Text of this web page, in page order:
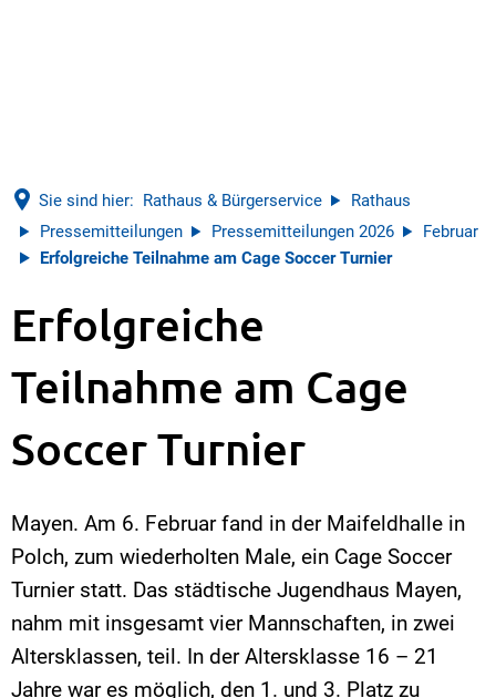
Sie sind hier: Rathaus & Bürgerservice
Rathaus
Pressemitteilungen
Pressemitteilungen 2026
Februar
Erfolgreiche Teilnahme am Cage Soccer Turnier
Erfolgreiche
Teilnahme am Cage
Soccer Turnier
Mayen. Am 6. Februar fand in der Maifeldhalle in
Polch, zum wiederholten Male, ein Cage Soccer
Turnier statt. Das städtische Jugendhaus Mayen,
nahm mit insgesamt vier Mannschaften, in zwei
Altersklassen, teil. In der Altersklasse 16 – 21
Jahre war es möglich, den 1. und 3. Platz zu